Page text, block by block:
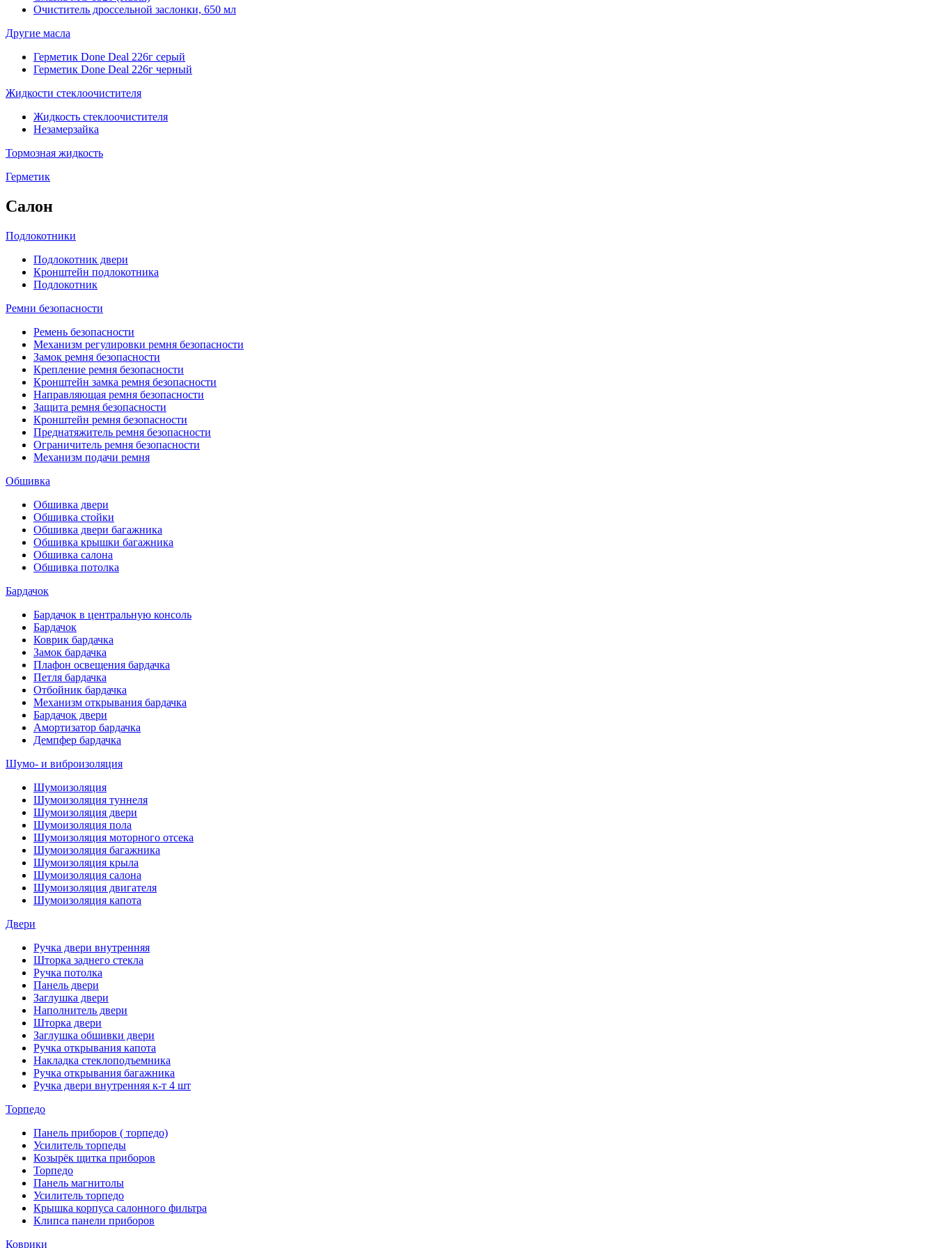
Очиститель дроссельной заслонки, 650 мл
Другие масла
Герметик Done Deal 226г серый
Герметик Done Deal 226г черный
Жидкости стеклоочистителя
Жидкость стеклоочистителя
Незамерзайка
Тормозная жидкость
Герметик
Салон
Подлокотники
Подлокотник двери
Кронштейн подлокотника
Подлокотник
Ремни безопасности
Ремень безопасности
Механизм регулировки ремня безопасности
Замок ремня безопасности
Крепление ремня безопасности
Кронштейн замка ремня безопасности
Направляющая ремня безопасности
Защита ремня безопасности
Кронштейн ремня безопасности
Преднатяжитель ремня безопасности
Ограничитель ремня безопасности
Механизм подачи ремня
Обшивка
Обшивка двери
Обшивка стойки
Обшивка двери багажника
Обшивка крышки багажника
Обшивка салона
Обшивка потолка
Бардачок
Бардачок в центральную консоль
Бардачок
Коврик бардачка
Замок бардачка
Плафон освещения бардачка
Петля бардачка
Отбойник бардачка
Механизм открывания бардачка
Бардачок двери
Амортизатор бардачка
Демпфер бардачка
Шумо- и виброизоляция
Шумоизоляция
Шумоизоляция туннеля
Шумоизоляция двери
Шумоизоляция пола
Шумоизоляция моторного отсека
Шумоизоляция багажника
Шумоизоляция крыла
Шумоизоляция салона
Шумоизоляция двигателя
Шумоизоляция капота
Двери
Ручка двери внутренняя
Шторка заднего стекла
Ручка потолка
Панель двери
Заглушка двери
Наполнитель двери
Шторка двери
Заглушка обшивки двери
Ручка открывания капота
Накладка стеклоподъемника
Ручка открывания багажника
Ручка двери внутренняя к-т 4 шт
Торпедо
Панель приборов ( торпедо)
Усилитель торпеды
Козырёк щитка приборов
Торпедо
Панель магнитолы
Усилитель торпедо
Крышка корпуса салонного фильтра
Клипса панели приборов
Коврики